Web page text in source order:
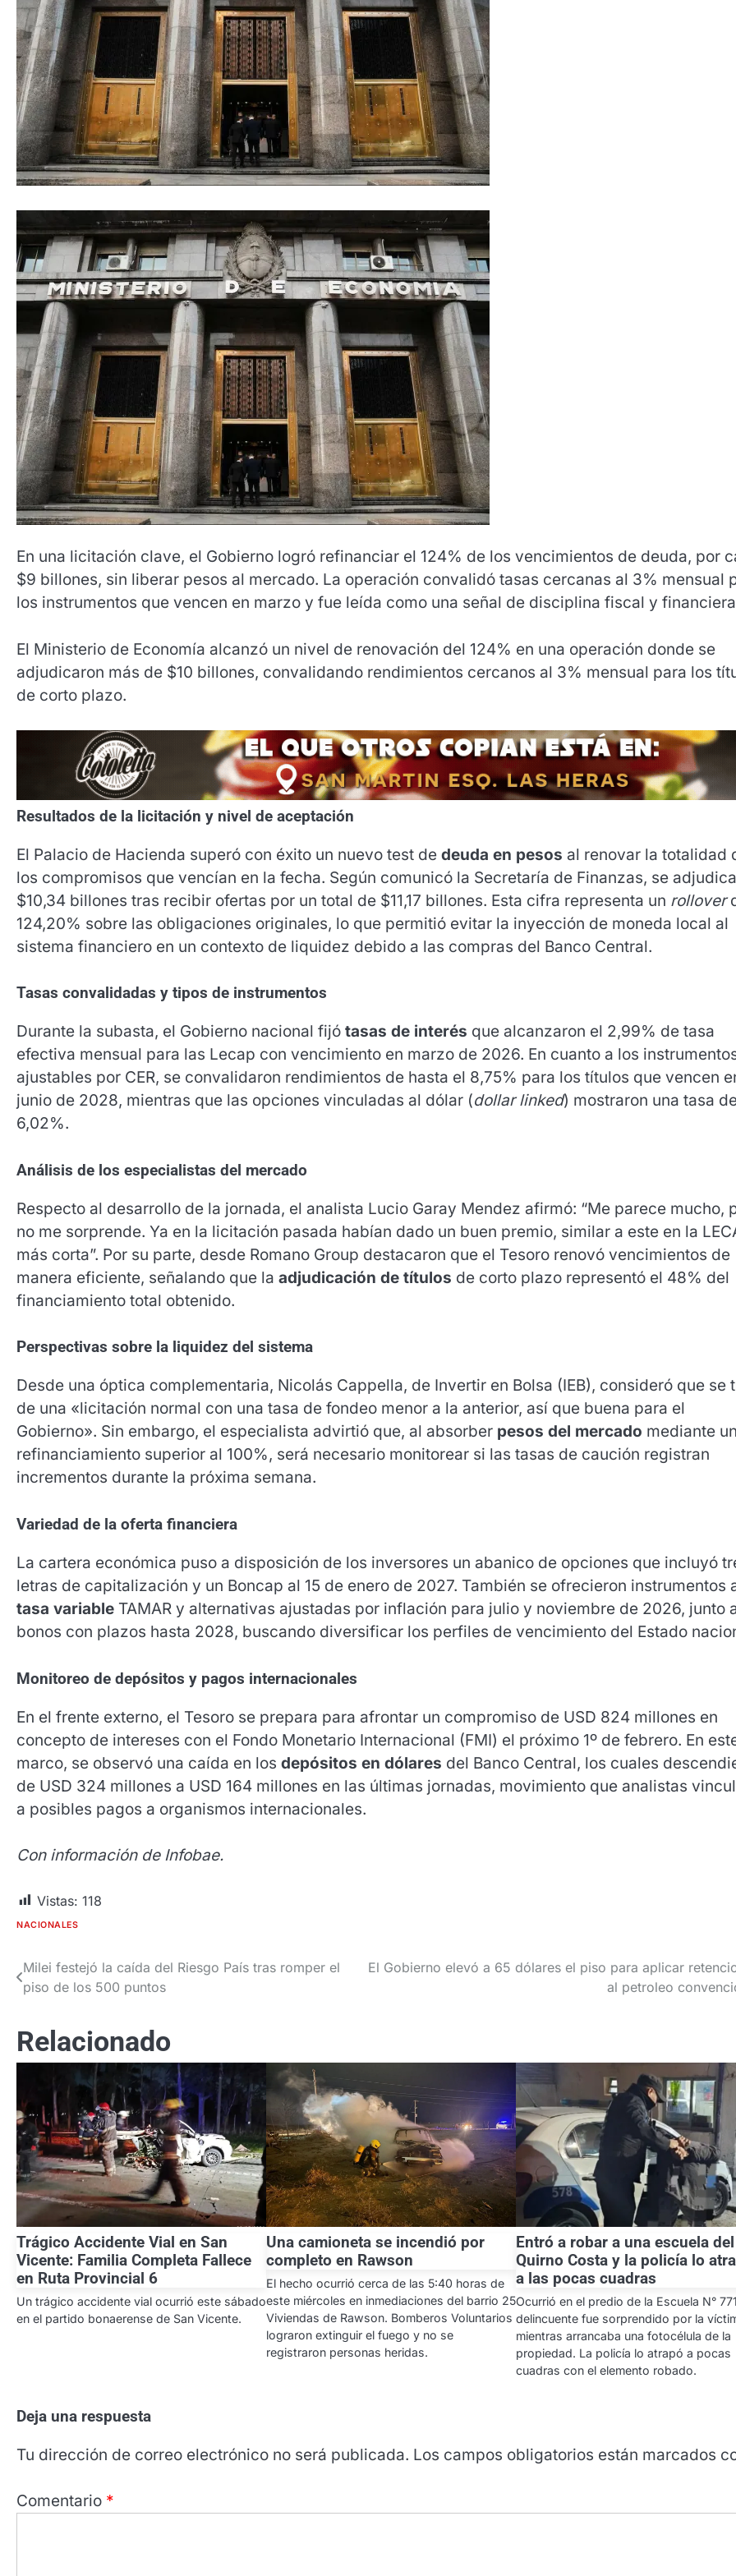
En una licitación clave, el Gobierno logró refinanciar el 124% de los vencimientos de deuda, por
$9 billones, sin liberar pesos al mercado. La operación convalidó tasas cercanas al 3% mensual
los instrumentos que vencen en marzo y fue leída como una señal de disciplina fiscal y
El Ministerio de Economía alcanzó un nivel de renovación del 124% en una operación donde se
adjudicaron más de $10 billones, convalidando rendimientos cercanos al 3% mensual para los
de corto plazo.
Resultados de la licitación y nivel de aceptación
El Palacio de Hacienda superó con éxito un nuevo test de deuda en pesos al renovar la totalidad
los compromisos que vencían en la fecha. Según comunicó la Secretaría de Finanzas, se
$10,34 billones tras recibir ofertas por un total de $11,17 billones. Esta cifra representa un rollover
124,20% sobre las obligaciones originales, lo que permitió evitar la inyección de moneda local al
sistema financiero en un contexto de liquidez debido a las compras del Banco Central.
Tasas convalidadas y tipos de instrumentos
Durante la subasta, el Gobierno nacional fijó tasas de interés que alcanzaron el 2,99% de tasa
efectiva mensual para las Lecap con vencimiento en marzo de 2026. En cuanto a los
ajustables por CER, se convalidaron rendimientos de hasta el 8,75% para los títulos que vencen
junio de 2028, mientras que las opciones vinculadas al dólar (dollar linked) mostraron una tasa
6,02%.
Análisis de los especialistas del mercado
Respecto al desarrollo de la jornada, el analista Lucio Garay Mendez afirmó: “Me parece mucho,
no me sorprende. Ya en la licitación pasada habían dado un buen premio, similar a este en la
más corta”. Por su parte, desde Romano Group destacaron que el Tesoro renovó vencimientos de
manera eficiente, señalando que la adjudicación de títulos de corto plazo representó el 48% del
financiamiento total obtenido.
Perspectivas sobre la liquidez del sistema
Desde una óptica complementaria, Nicolás Cappella, de Invertir en Bolsa (IEB), consideró que se
de una «licitación normal con una tasa de fondeo menor a la anterior, así que buena para el
Gobierno». Sin embargo, el especialista advirtió que, al absorber pesos del mercado mediante un
refinanciamiento superior al 100%, será necesario monitorear si las tasas de caución registran
incrementos durante la próxima semana.
Variedad de la oferta financiera
La cartera económica puso a disposición de los inversores un abanico de opciones que incluyó
letras de capitalización y un Boncap al 15 de enero de 2027. También se ofrecieron instrumentos
tasa variable TAMAR y alternativas ajustadas por inflación para julio y noviembre de 2026, junto
bonos con plazos hasta 2028, buscando diversificar los perfiles de vencimiento del Estado
Monitoreo de depósitos y pagos internacionales
En el frente externo, el Tesoro se prepara para afrontar un compromiso de USD 824 millones en
concepto de intereses con el Fondo Monetario Internacional (FMI) el próximo 1º de febrero. En
marco, se observó una caída en los depósitos en dólares del Banco Central, los cuales
de USD 324 millones a USD 164 millones en las últimas jornadas, movimiento que analistas
a posibles pagos a organismos internacionales.
Con información de Infobae.
Vistas: 118
NACIONALES
Navegación
de
entradas
Milei festejó la caída del Riesgo País tras romper el
piso de los 500 puntos
El Gobierno elevó a 65 dólares el piso para aplicar
al petroleo
Relacionado
Trágico Accidente Vial en San
Vicente: Familia Completa Fallece
en Ruta Provincial 6
Un trágico accidente vial ocurrió este sábado
en el partido bonaerense de San Vicente.
Una camioneta se incendió por
completo en Rawson
El hecho ocurrió cerca de las 5:40 horas de
este miércoles en inmediaciones del barrio 25
Viviendas de Rawson. Bomberos Voluntarios
lograron extinguir el fuego y no se
registraron personas heridas.
Entró a robar a una escuela del
Quirno Costa y la policía lo
a las pocas cuadras
Ocurrió en el predio de la Escuela N°
delincuente fue sorprendido por la
mientras arrancaba una fotocélula de la
propiedad. La policía lo atrapó a pocas
cuadras con el elemento robado.
Deja una respuesta
Tu dirección de correo electrónico no será publicada. Los campos obligatorios están marcados
Comentario *